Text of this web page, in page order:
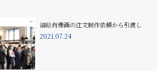
油絵肖像画の注文制作依頼から引渡し
2021.07.24